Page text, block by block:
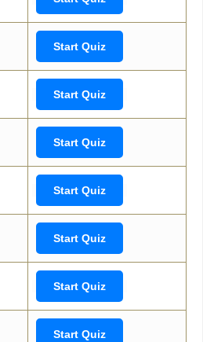
Start Quiz
Start Quiz
Start Quiz
Start Quiz
Start Quiz
Start Quiz
Start Quiz